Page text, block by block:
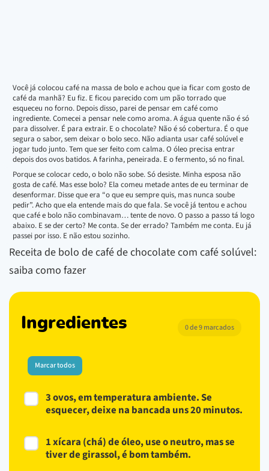
Você já colocou café na massa de bolo e achou que ia ficar com gosto de
café da manhã? Eu fiz. E ficou parecido com um pão torrado que
esqueceu no forno. Depois disso, parei de pensar em café como
ingrediente. Comecei a pensar nele como aroma. A água quente não é só
para dissolver. É para extrair. E o chocolate? Não é só cobertura. É o que
segura o sabor, sem deixar o bolo seco. Não adianta usar café solúvel e
jogar tudo junto. Tem que ser feito com calma. O óleo precisa entrar
depois dos ovos batidos. A farinha, peneirada. E o fermento, só no final.
Porque se colocar cedo, o bolo não sobe. Só desiste. Minha esposa não
gosta de café. Mas esse bolo? Ela comeu metade antes de eu terminar de
desenformar. Disse que era “o que eu sempre quis, mas nunca soube
pedir”. Acho que ela entende mais do que fala. Se você já tentou e achou
que café e bolo não combinavam… tente de novo. O passo a passo tá logo
abaixo. E se der certo? Me conta. Se der errado? Também me conta. Eu já
passei por isso. E não estou sozinho.
Receita de bolo de café de chocolate com café solúvel:
saiba como fazer
Ingredientes 0 de 9 marcados
Marcar todos
3 ovos, em temperatura ambiente. Se
esquecer, deixe na bancada uns 20 minutos.
1 xícara (chá) de óleo, use o neutro, mas se
tiver de girassol, é bom também.